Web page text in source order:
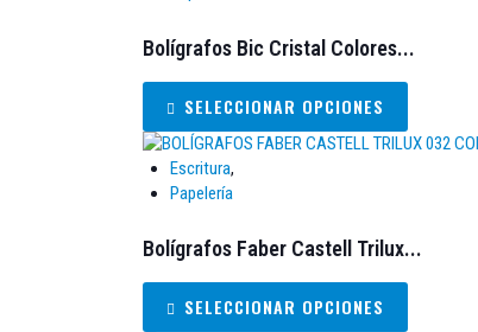
Bolígrafos Bic Cristal Colores...
SELECCIONAR OPCIONES
Escritura,
Papelería
Bolígrafos Faber Castell Trilux...
SELECCIONAR OPCIONES